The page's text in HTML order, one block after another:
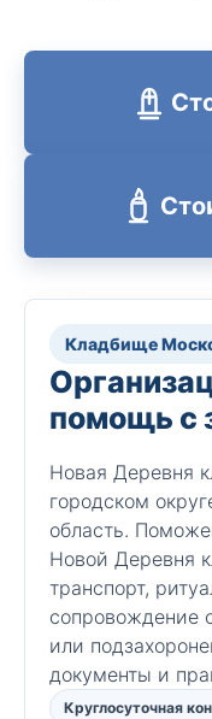
Кладбище
помощь с
Новая Деревня
городском
область.
Новой Деревня
транспорт,
сопровождение
или
документы и
Круглосуточная